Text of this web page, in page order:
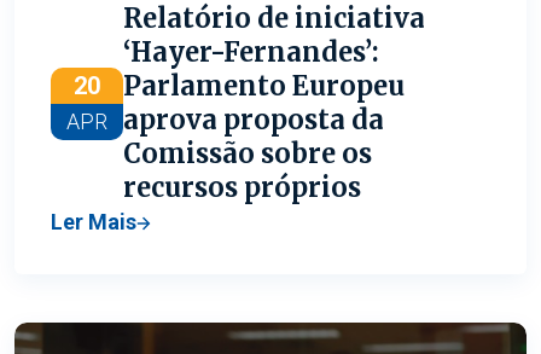
20
APR
Relatório de iniciativa
‘Hayer-Fernandes’:
Parlamento Europeu
aprova proposta da
Comissão sobre os
recursos próprios
Ler Mais